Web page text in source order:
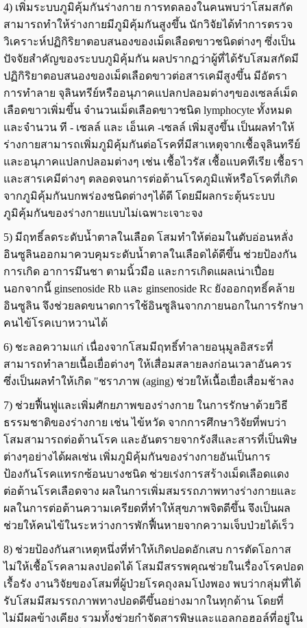
4) เพิ่มระบบภูมิคุ้มกันร่างกาย การทดลองในคนพบว่าโสมสกัด
สามารถทำให้ร่างกายมีภูมิคุ้มกันสูงขึ้น นักวิจัยได้ทำการตรวจ
วิเคราะห์ปฏิกิริยาตอบสนองของเม็ดเลือดขาวชนิดต่างๆ ซึ่งเป็น
ปัจจัยสำคัญของระบบภูมิคุ้มกัน ผลปรากฏว่าผู้ที่ได้รับโสมสกัดมี
ปฏิกิริยาตอบสนองของเม็ดเลือดขาวต่อสารเคมีสูงขึ้น มีอัตรา
การทำลาย จุลินทรีย์หรืออนุภาคแปลกปลอมต่างๆของเซลล์เม็ด
เลือดขาวเพิ่มขึ้น จำนวนเม็ดเลือดขาวชนิด lymphocyte ทั้งหมด
และจำนวน ที - เซลล์ และ เอ็นเค -เซลล์ เพิ่มสูงขึ้น เป็นผลทำให้
ร่างกายสามารถเพิ่มภูมิคุ้มกันต่อโรคที่มีสาเหตุจากเชื้อจุลินทรีย์
และอนุภาคแปลกปลอมต่างๆ เช่น เชื้อไวรัส เชื้อแบคทีเรีย เชื้อรา
และสารเคมีต่างๆ ตลอดจนการต่อต้านโรคภูมิแพ้หรือโรคที่เกิด
จากภูมิคุ้มกันบกพร่องชนิดต่างๆได้ดี โดยมีผลกระตุ้นระบบ
ภูมิคุ้มกันของร่างกายแบบไม่เฉพาะเจาะจง
5) มีฤทธิ์ลดระดับน้ำตาลในเลือด โสมทำให้ต่อมในตับอ่อนหลั่ง
อินซูลินออกมาควบคุมระดับน้ำตาลในเลือดได้ดีขึ้น ช่วยป้องกัน
การเกิด อาการมึนชา ตามนิ้วมือ และการเกิดแผลเน่าเปื่อย
นอกจากนี้ ginsenoside Rb และ ginsenoside Rc ยังออกฤทธิ์คล้าย
อินซูลิน จึงช่วยลดขนาดการใช้อินซูลินจากภายนอกในการรักษา
คนไข้โรคเบาหวานได้
6) ชะลอความแก่ เนื่องจากโสมมีฤทธิ์ทำลายอนุมูลอิสระที่
สามารถทำลายเนื้อเยื่อต่างๆ ให้เสื่อมสลายลงก่อนเวลาอันควร
ซึ่งเป็นผลทำให้เกิด "ชราภาพ (aging) ช่วยให้เนื้อเยื่อเสื่อมช้าลง
7) ช่วยฟื้นฟูและเพิ่มศักยภาพของร่างกาย ในการรักษาด้วยวิธี
ธรรมชาติของร่างกาย เช่น ไข้หวัด จากการศึกษาวิจัยที่พบว่า
โสมสามารถต่อต้านโรค และอันตรายจากรังสีและสารที่เป็นพิษ
ต่างๆอย่างได้ผลเช่น เพิ่มภูมิคุ้มกันของร่างกายอันเป็นการ
ป้องกันโรคแทรกซ้อนบางชนิด ช่วยเร่งการสร้างเม็ดเลือดแดง
ต่อต้านโรคเลือดจาง ผลในการเพิ่มสมรรถภาพทางร่างกายและ
ผลในการต่อต้านความเครียดที่ทำให้สุขภาพจิตดีขึ้น จึงเป็นผล
ช่วยให้คนไข้ในระหว่างการพักฟื้นหายจากความเจ็บป่วยได้เร็ว
8) ช่วยป้องกันสาเหตุหนึ่งที่ทำให้เกิดปอดอักเสบ การตัดโอกาส
ไม่ให้เชื้อโรคลามลงปอดได้ โสมมีสรรพคุณช่วยในเรื่องโรคปอด
เรื้อรัง งานวิจัยของโสมที่ผู้ป่วยโรคถุงลมโป่งพอง พบว่ากลุ่มที่ได้
รับโสมมีสมรรถภาพทางปอดดีขึ้นอย่างมากในทุกด้าน โดยที่
ไม่มีผลข้างเคียง รวมทั้งช่วยกำจัดสารพิษและแอลกอฮอล์ที่อยู่ใน